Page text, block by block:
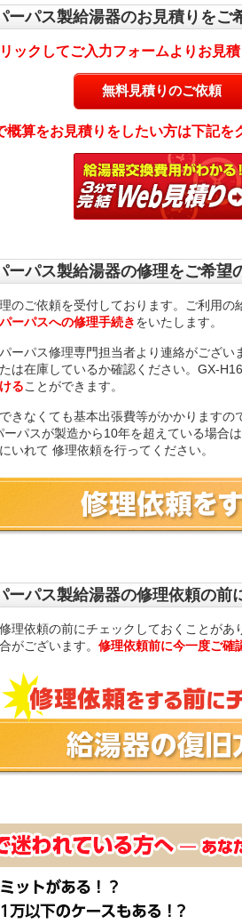
ーパス製給湯器のお見積りをご
ックしてご入力フォームよりお見積
無料見積りのご依頼
概算をお見積りをしたい方は下記を
ーパス製給湯器の修理をご希望
のご依頼を受付しております。ご利用の
パーパスへの修理手続きをいたします。
ーパス修理専門担当者より連絡がござ
は在庫しているか確認ください。GX-
ることができます。
きなくても基本出張費等がかかりますの
パスが製造から10年を超えている場合
いれて 修理依頼を行ってください。
ーパス製給湯器の修理依頼の前
理依頼の前にチェックしておくことがあ
がございます。 修理依頼前に今一度ご確